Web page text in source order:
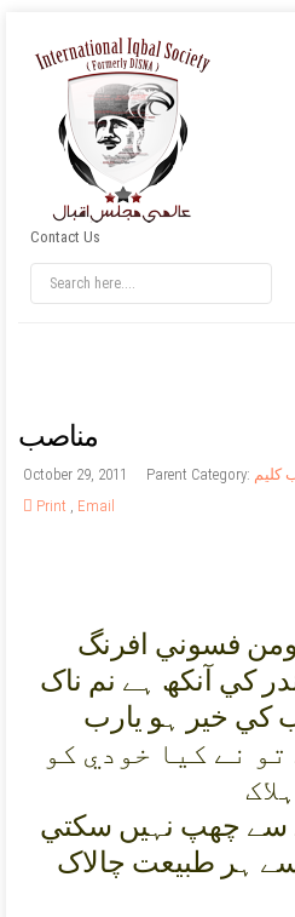
Contact Us
مناصب
October 29, 2011 Parent Category: کلیم
Print , Email
فسوني افرنگ
کي آنکھ ہے نم ناک
کي خير ہو يارب
نے کيا خودي کو
ہلاک
سے چھپ نہيں سکتي
ہر طبيعت چالاک